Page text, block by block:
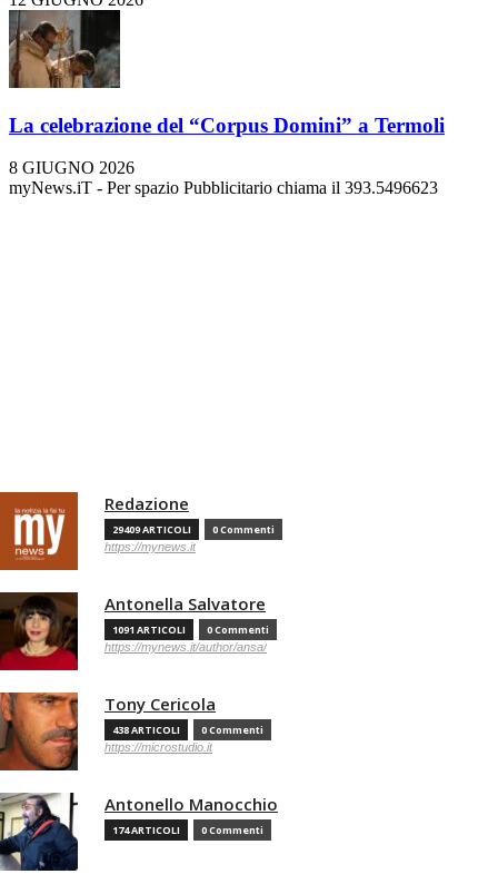
La celebrazione del “Corpus Domini” a Termoli
8 GIUGNO 2026
myNews.iT - Per spazio Pubblicitario chiama il 393.5496623
Redazione
29409 ARTICOLI 0 Commenti
https://mynews.it
Antonella Salvatore
1091 ARTICOLI 0 Commenti
https://mynews.it/author/ansa/
Tony Cericola
438 ARTICOLI 0 Commenti
https://microstudio.it
Antonello Manocchio
174 ARTICOLI 0 Commenti